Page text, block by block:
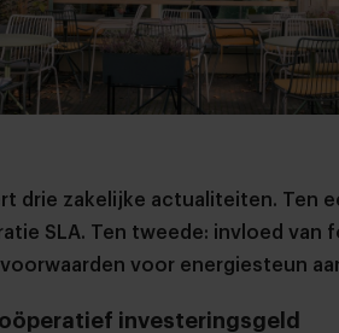
drie zakelijke actualiteiten. Ten
SLA. Ten tweede: invloed van
voor energiesteun
investeringsgeld